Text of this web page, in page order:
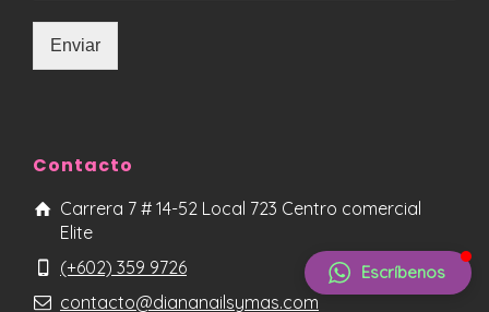
Escríbenos
Enviar
Contacto
Carrera 7 # 14-52 Local 723 Centro comercial
Elite
(+602) 359 9726
contacto@diananailsymas.com